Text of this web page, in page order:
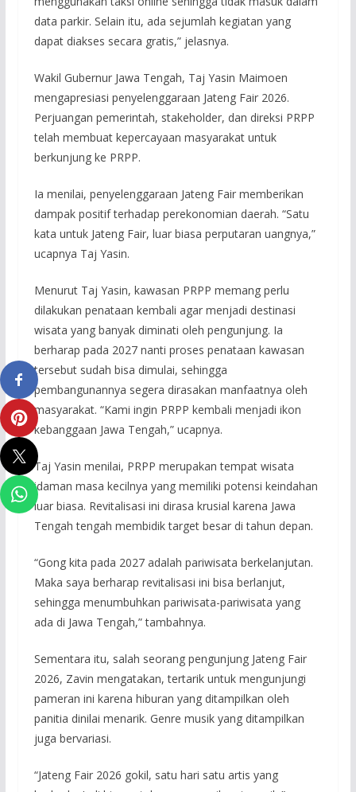
data parkir. Selain itu, ada sejumlah kegiatan yang
dapat diakses secara gratis,” jelasnya.
Wakil Gubernur Jawa Tengah, Taj Yasin Maimoen
mengapresiasi penyelenggaraan Jateng Fair 2026.
Perjuangan pemerintah, stakeholder, dan direksi PRPP
telah membuat kepercayaan masyarakat untuk
berkunjung ke PRPP.
Ia menilai, penyelenggaraan Jateng Fair memberikan
dampak positif terhadap perekonomian daerah. “Satu
kata untuk Jateng Fair, luar biasa perputaran uangnya,”
ucapnya Taj Yasin.
Menurut Taj Yasin, kawasan PRPP memang perlu
dilakukan penataan kembali agar menjadi destinasi
wisata yang banyak diminati oleh pengunjung. Ia
berharap pada 2027 nanti proses penataan kawasan
tersebut sudah bisa dimulai, sehingga
pembangunannya segera dirasakan manfaatnya oleh
masyarakat. “Kami ingin PRPP kembali menjadi ikon
kebanggaan Jawa Tengah,” ucapnya.
Taj Yasin menilai, PRPP merupakan tempat wisata
idaman masa kecilnya yang memiliki potensi keindahan
luar biasa. Revitalisasi ini dirasa krusial karena Jawa
Tengah tengah membidik target besar di tahun depan.
“Gong kita pada 2027 adalah pariwisata berkelanjutan.
Maka saya berharap revitalisasi ini bisa berlanjut,
sehingga menumbuhkan pariwisata-pariwisata yang
ada di Jawa Tengah,” tambahnya.
Sementara itu, salah seorang pengunjung Jateng Fair
2026, Zavin mengatakan, tertarik untuk mengunjungi
pameran ini karena hiburan yang ditampilkan oleh
panitia dinilai menarik. Genre musik yang ditampilkan
juga bervariasi.
“Jateng Fair 2026 gokil, satu hari satu artis yang